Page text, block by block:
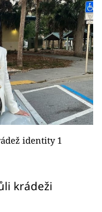
identity 1
krádeži